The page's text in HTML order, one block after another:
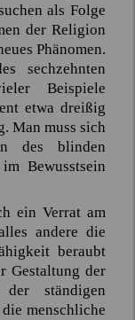
als Folge
der Religion
Phänomen.
sechzehnten
Beispiele
etwa dreißig
Man muss sich
des blinden
Bewusstsein
ein Verrat am
andere die
beraubt
Gestaltung der
ständigen
menschliche